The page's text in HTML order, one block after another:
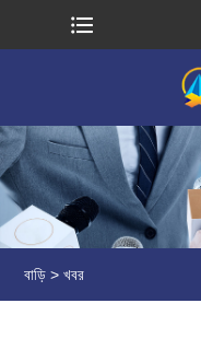
বাড়ি > খবর